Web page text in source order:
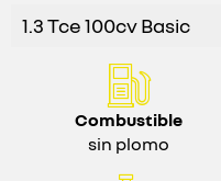
1.3 Tce 100cv Basic
Combustible
sin plomo